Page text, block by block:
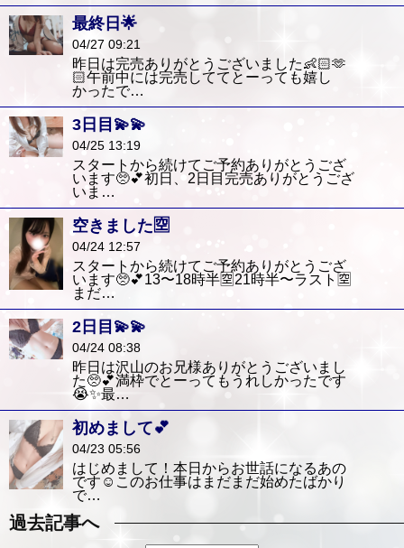
最終日🌟
04/27 09:21
昨日は完売ありがとうございました👶🏻🫶
🏻午前中には完売しててとーっても嬉し
かったで…
3日目💫💫
04/25 13:19
スタートから続けてご予約ありがとうござ
います🥺💕初日、2日目完売ありがとうござ
いま…
空きました🈳
04/24 12:57
スタートから続けてご予約ありがとうござ
います🥺💕13〜18時半🈳21時半〜ラスト🈳
まだ…
2日目💫💫
04/24 08:38
昨日は沢山のお兄様ありがとうございまし
た🥺💕満枠でとーってもうれしかったです
😭✨️最…
初めまして💕
04/23 05:56
はじめまして！本日からお世話になるあの
です☺️このお仕事はまだまだ始めたばかり
で…
過去記事へ